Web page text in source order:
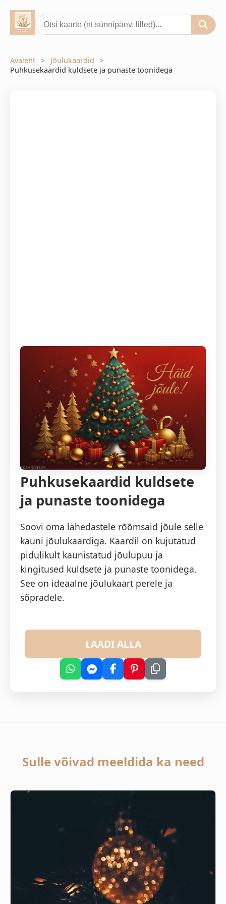
Avaleht
Jõulukaardid
Puhkusekaardid kuldsete ja punaste toonidega
Puhkusekaardid kuldsete
ja punaste toonidega
Soovi oma lähedastele rõõmsaid jõule selle
kauni jõulukaardiga. Kaardil on kujutatud
pidulikult kaunistatud jõulupuu ja
kingitused kuldsete ja punaste toonidega.
See on ideaalne jõulukaart perele ja
sõpradele.
LAADI ALLA
Sulle võivad meeldida ka need